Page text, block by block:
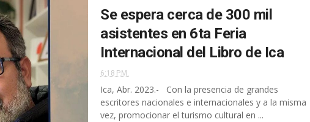
Se espera cerca de 300 mil
asistentes en 6ta Feria
Internacional del Libro de Ica
6:18 P.M.
Ica, Abr. 2023.- Con la presencia de grandes
escritores nacionales e internacionales y a la misma
vez, promocionar el turismo cultural en ...